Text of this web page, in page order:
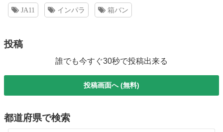
JA11 インパラ 箱バン
投稿
誰でも今すぐ30秒で投稿出来る
投稿画面へ (無料)
都道府県で検索